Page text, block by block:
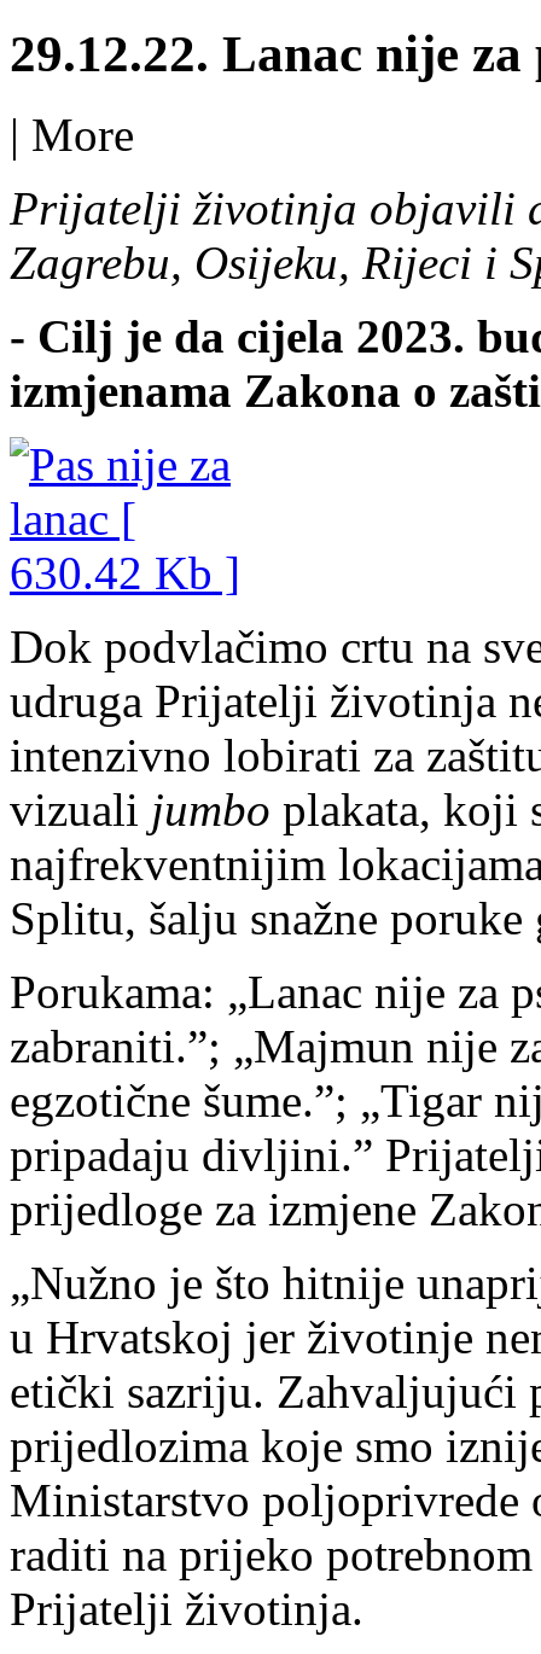
29.12.22. Lanac nije
| More
Prijatelji životinja objavili
Zagrebu, Osijeku, Rijeci i
- Cilj je da cijela 2023.
izmjenama Zakona o
Dok podvlačimo crtu na
udruga Prijatelji životinja
intenzivno lobirati za
vizuali jumbo plakata, koji
najfrekventnijim
Splitu, šalju snažne
Porukama: „Lanac nije za
zabraniti.”; „Majmun nije
egzotične šume.”; „Tigar
pripadaju divljini.”
prijedloge za izmjene
„Nužno je što hitnije
u Hrvatskoj jer životinje
etički sazriju.
prijedlozima koje smo
Ministarstvo poljoprivrede
raditi na prijeko
Prijatelji životinja.